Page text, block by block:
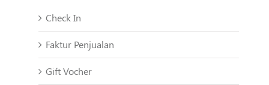
Check In
Faktur Penjualan
Gift Vocher